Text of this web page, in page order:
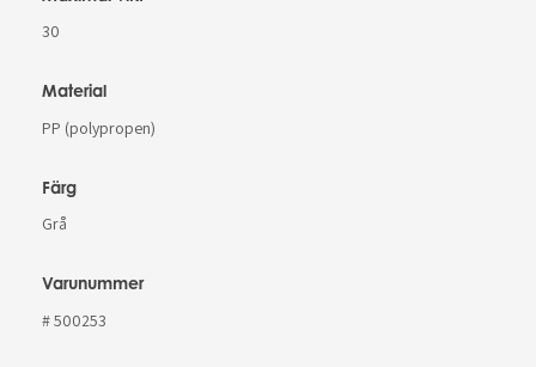
30
Material
PP (polypropen)
Färg
Grå
Varunummer
# 500253